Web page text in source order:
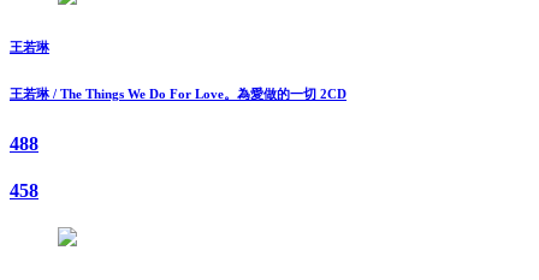
王若琳
王若琳 / The Things We Do For Love。為愛做的一切 2CD
488
458